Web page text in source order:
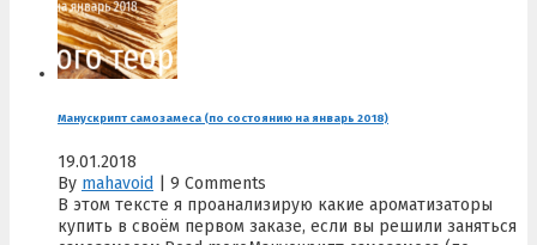
Манускрипт самозамеса (по состоянию на январь 2018)
19.01.2018
By mahavoid
9 Comments
В этом тексте я проанализирую какие ароматизаторы
купить в своём первом заказе, если вы решили заняться